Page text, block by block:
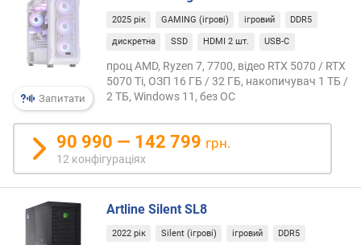
ч
а
с
т
т
а
T
u
r
b
B
Запитати
2025 рік GAMING (ігрові) ігровий DDR5
дискретна SSD HDMI 2 шт. USB-C
проц AMD, Ryzen 7, 7700, відео RTX 5070 / RTX
5070 Ti, ОЗП 16 ГБ / 32 ГБ, накопичувач 1 ТБ /
2 ТБ, Windows 11, без ОС
90 990 — 142 799 грн.
12 конфігураціях
Artline Silent SL8
2022 рік Silent (ігрові) ігровий DDR5